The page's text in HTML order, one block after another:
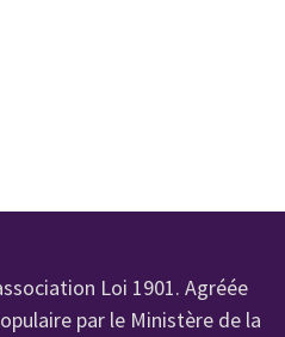
Loi 1901. Agréée
par le Ministère de la